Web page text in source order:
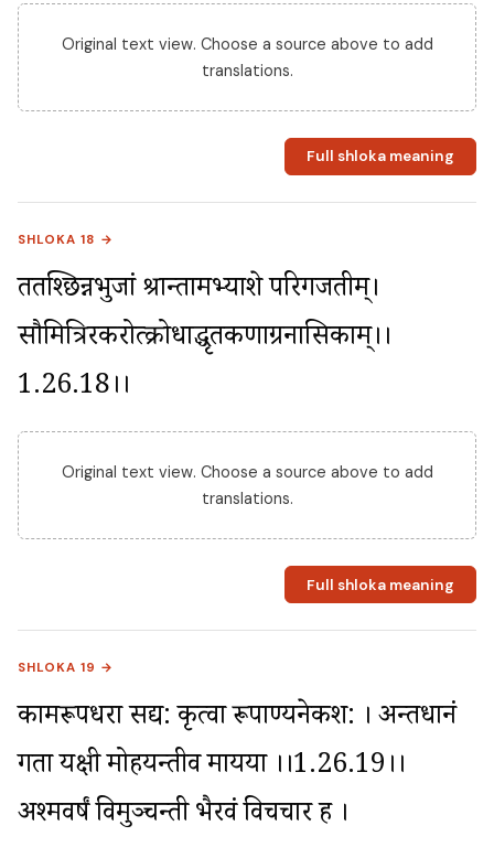
Original text view. Choose a source above to add
translations.
Full shloka meaning
SHLOKA 18 →
ततश्छिन्नभुजां श्रान्तामभ्याशे परिगर्जतीम्।
सौमित्रिरकरोत्क्रोधाद्धृतकर्णाग्रनासिकाम्।।
1.26.18।।
Original text view. Choose a source above to add
translations.
Full shloka meaning
SHLOKA 19 →
कामरूपधरा सद्य: कृत्वा रूपाण्यनेकश: । अन्तर्धानं
गता यक्षी मोहयन्तीव मायया ।।1.26.19।।
अश्मवर्षं विमुञ्चन्ती भैरवं विचचार ह ।